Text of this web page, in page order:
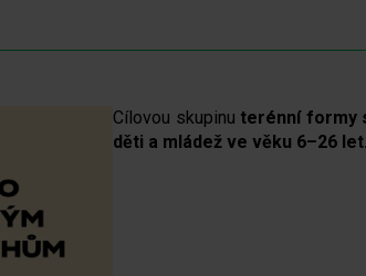
Cílovou skupinu terénní formy
děti a mládež ve věku 6–26 let.